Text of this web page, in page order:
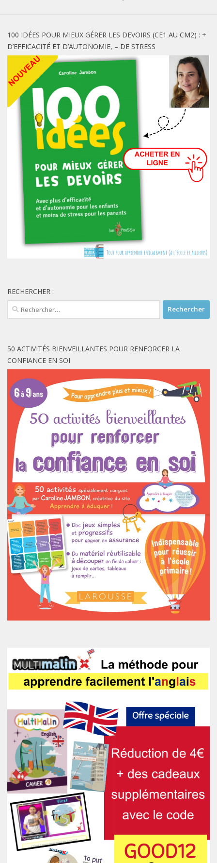
100 IDÉES POUR MIEUX GÉRER LES DEVOIRS (CE1 AU CM2) : +
D’EFFICACITÉ ET D’AUTONOMIE, – DE STRESS
RECHERCHER :
Rechercher :
50 ACTIVITÉS BIENVEILLANTES POUR RENFORCER LA
CONFIANCE EN SOI